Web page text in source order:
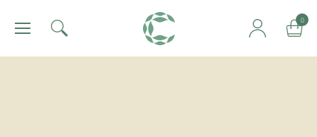
肯園 Canjune 0